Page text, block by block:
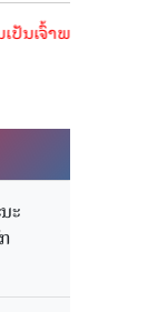
ບທີ່ດີ ຕ້ອນຮັບນັກທ່ອ
ະ